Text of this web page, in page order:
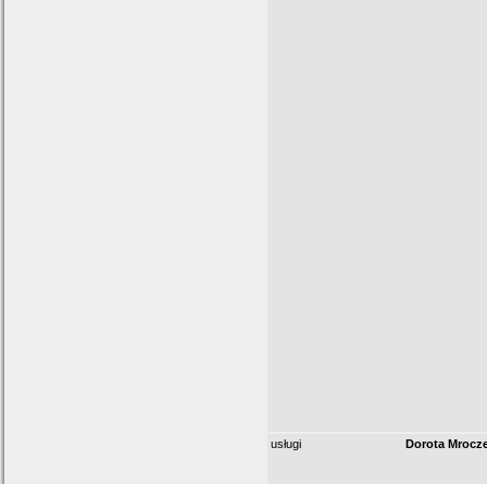
usługi Dorota